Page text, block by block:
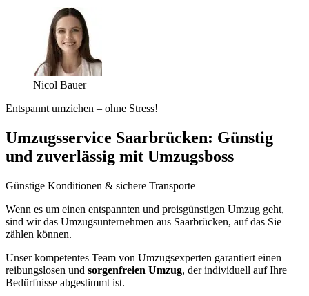
Nicol Bauer
Entspannt umziehen – ohne Stress!
Umzugsservice Saarbrücken: Günstig
und zuverlässig mit Umzugsboss
Günstige Konditionen & sichere Transporte
Wenn es um einen entspannten und preisgünstigen Umzug geht,
sind wir das Umzugsunternehmen aus Saarbrücken, auf das Sie
zählen können.
Unser kompetentes Team von Umzugsexperten garantiert einen
reibungslosen und sorgenfreien Umzug, der individuell auf Ihre
Bedürfnisse abgestimmt ist.